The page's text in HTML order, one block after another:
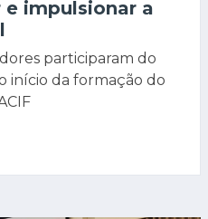
impulsionar a
participaram do
início da formação do